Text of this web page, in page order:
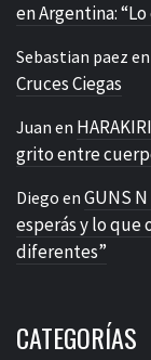
en Argentina:
Sebastian paez en
Cruces Ciegas
Juan en
grito entre
Diego en GUNS
esperás y lo que
diferentes”
CATEGORÍAS